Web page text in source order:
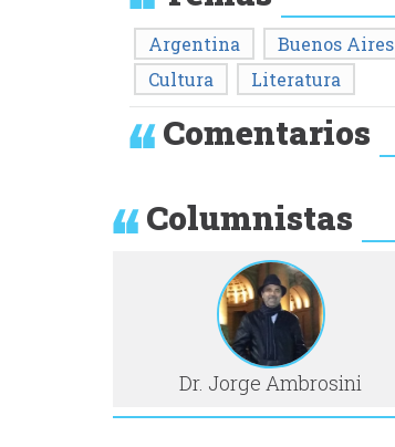
Argentina Buenos Aires
Cultura
Literatura
Comentarios
Columnistas
Dr. Jorge Ambrosini